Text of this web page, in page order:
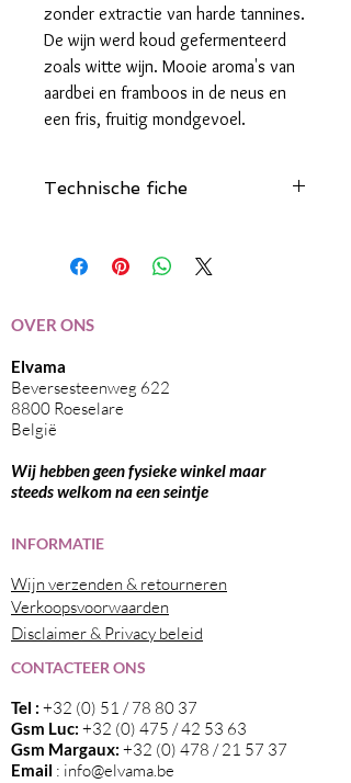
zonder extractie van harde tannines.
De wijn werd koud gefermenteerd
zoals witte wijn. Mooie aroma's van
aardbei en framboos in de neus en
een fris, fruitig mondgevoel.
Technische fiche
OVER ONS
Elvama
Beversesteenweg 622
8800 Roeselare
België
Wij hebben geen fysieke winkel maar
steeds welkom na een seintje
INFORMATIE
Wijn verzenden & retourneren
Verkoopsvoorwaarden
Disclaimer & Privacy beleid
CONTACTEER ONS
Tel : +32 (0) 51 / 78 80 37
Gsm Luc: +32 (0) 475 / 42 53 63
Gsm Margaux: +32 (0) 478 / 21 57 37
Email : info@elvama.be